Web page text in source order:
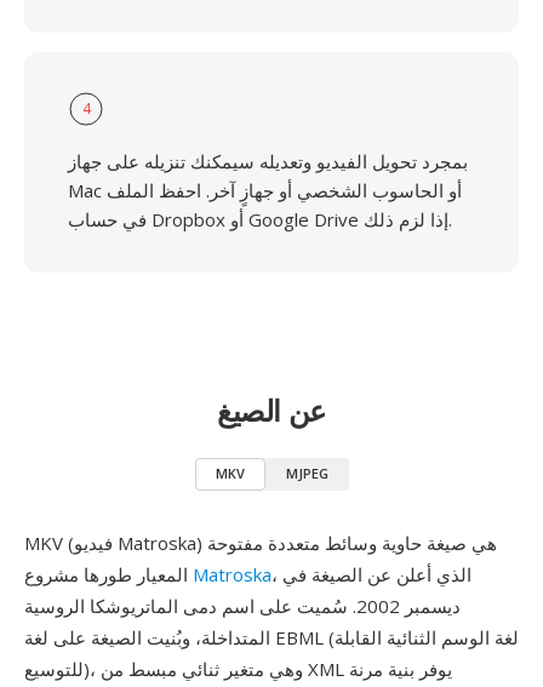
4
بمجرد تحويل الفيديو وتعديله سيمكنك تنزيله على جهاز
Mac أو الحاسوب الشخصي أو جهازٍ آخر. احفظ الملف
في حساب Dropbox أو Google Drive إذا لزم ذلك.
عن الصيغ
MKV MJPEG
MKV (فيديو Matroska) هي صيغة حاوية وسائط متعددة مفتوحة
Matroska، الذي أعلن عن الصيغة في
ديسمبر 2002. سُميت على اسم دمى الماتريوشكا الروسية
المتداخلة، وبُنيت الصيغة على لغة EBML (لغة الوسم الثنائية القابلة
للتوسيع)، وهي متغير ثنائي مبسط من XML يوفر بنية مرنة